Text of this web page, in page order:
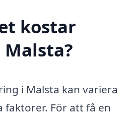
kostar
i Malsta kan variera
faktorer. För att få en